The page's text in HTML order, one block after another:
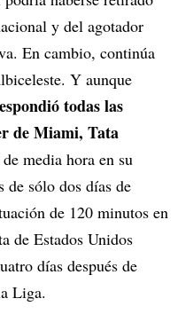
y del agotador
En cambio, continúa
Y aunque
todas las
de Miami, Tata
media hora en su
de sólo dos días de
de 120 minutos en
de Estados Unidos
días después de
Liga.